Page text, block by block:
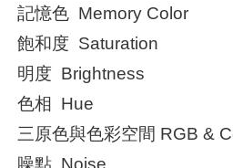
記憶色 Memory Color
飽和度 Saturation
明度 Brightness
色相 Hue
三原色與色彩空間 RGB &